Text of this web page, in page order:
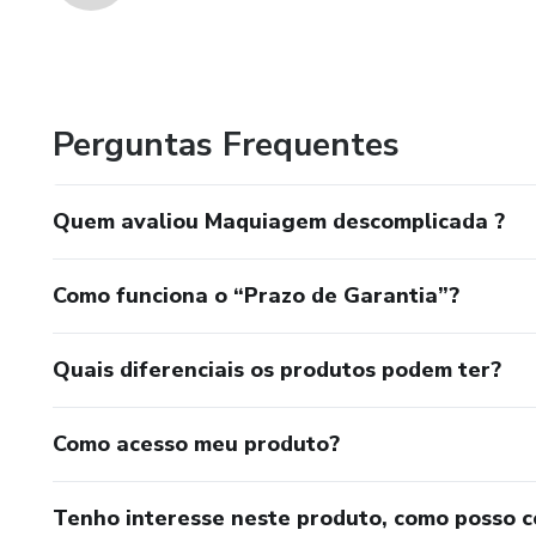
Perguntas Frequentes
Quem avaliou Maquiagem descomplicada ?
Como funciona o “Prazo de Garantia”?
Quais diferenciais os produtos podem ter?
Como acesso meu produto?
Tenho interesse neste produto, como posso